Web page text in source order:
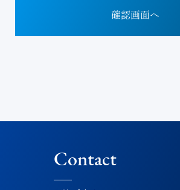
Contact